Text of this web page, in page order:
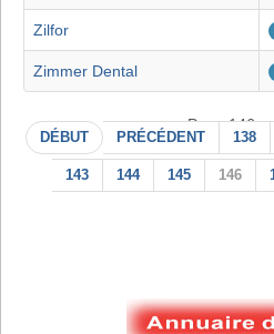
Zilfor
Zimmer Dental
Page 146
DÉBUT PRÉCÉDENT 138
143 144 145 146